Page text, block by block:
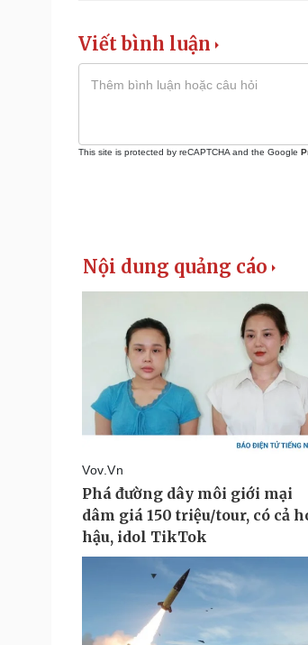
Viết bình luận
This site is protected by reCAPTCHA and the Google